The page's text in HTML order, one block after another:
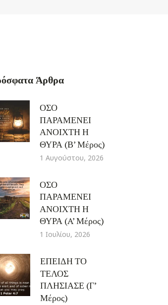
Άρθρα
ΟΣΟ
ΠΑΡΑΜΕΝΕΙ
ΑΝΟΙΧΤΗ Η
ΘΥΡΑ (Β’ Μέρος)
1 Αυγούστου, 2026
ΟΣΟ
ΠΑΡΑΜΕΝΕΙ
ΑΝΟΙΧΤΗ Η
ΘΥΡΑ (A’ Μέρος)
1 Ιουλίου, 2026
ΕΠΕΙΔΗ ΤΟ
ΤΕΛΟΣ
ΠΛΗΣΙΑΣΕ (Γ’
Μέρος)